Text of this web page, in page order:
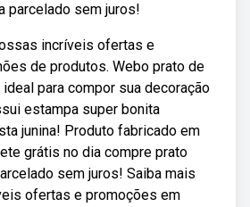
parcelado sem juros!
incríveis ofertas e
de produtos. Webo prato de
para compor sua decoração
estampa super bonita
junina! Produto fabricado em
grátis no dia compre prato
sem juros! Saiba mais
ofertas e promoções em